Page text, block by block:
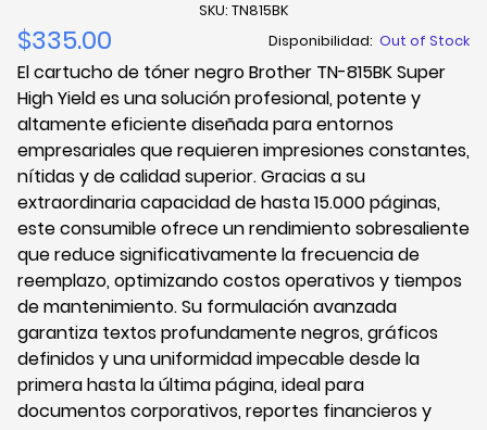
SKU: TN815BK
$335.00 Disponibilidad: Out of Stock
El cartucho de tóner negro Brother TN-815BK Super
High Yield es una solución profesional, potente y
altamente eficiente diseñada para entornos
empresariales que requieren impresiones constantes,
nítidas y de calidad superior. Gracias a su
extraordinaria capacidad de hasta 15.000 páginas,
este consumible ofrece un rendimiento sobresaliente
que reduce significativamente la frecuencia de
reemplazo, optimizando costos operativos y tiempos
de mantenimiento. Su formulación avanzada
garantiza textos profundamente negros, gráficos
definidos y una uniformidad impecable desde la
primera hasta la última página, ideal para
documentos corporativos, reportes financieros y